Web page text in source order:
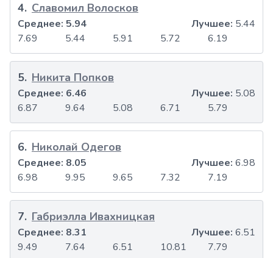
4. Славомил Волосков
7.69 5.44 5.91 5.72 6.19
Среднее: 5.94 Лучшее: 5.44
5. Никита Попков
6.87 9.64 5.08 6.71 5.79
Среднее: 6.46 Лучшее: 5.08
6. Николай Одегов
6.98 9.95 9.65 7.32 7.19
Среднее: 8.05 Лучшее: 6.98
7. Габриэлла Ивахницкая
9.49 7.64 6.51 10.81 7.79
Среднее: 8.31 Лучшее: 6.51